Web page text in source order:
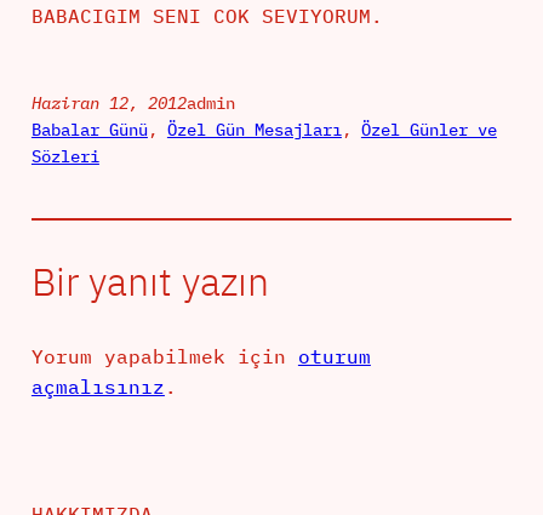
BABACIGIM SENI COK SEVIYORUM.
Haziran 12, 2012admin
Babalar Günü, Özel Gün Mesajları, Özel Günler ve
Sözleri
Bir yanıt yazın
Yorum yapabilmek için oturum
açmalısınız .